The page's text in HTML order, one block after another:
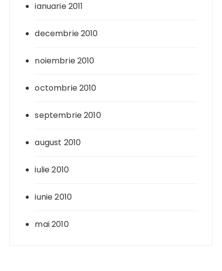
ianuarie 2011
decembrie 2010
noiembrie 2010
octombrie 2010
septembrie 2010
august 2010
iulie 2010
iunie 2010
mai 2010